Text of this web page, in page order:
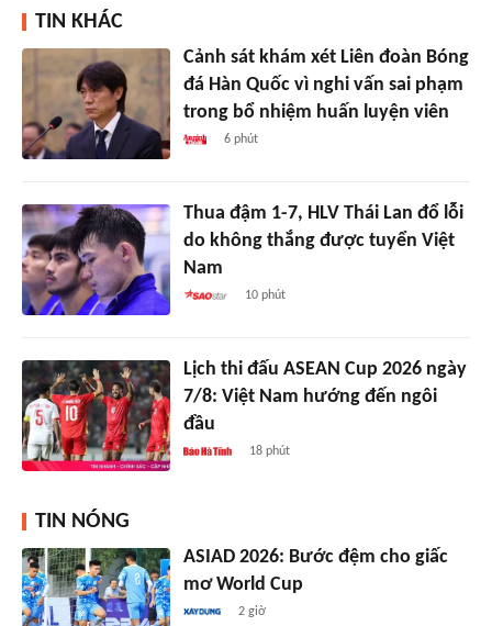
TIN KHÁC
Cảnh sát khám xét Liên đoàn Bóng
đá Hàn Quốc vì nghi vấn sai phạm
trong bổ nhiệm huấn luyện viên
6 phút
Thua đậm 1-7, HLV Thái Lan đổ lỗi
do không thắng được tuyển Việt
Nam
10 phút
Lịch thi đấu ASEAN Cup 2026 ngày
7/8: Việt Nam hướng đến ngôi
đầu
18 phút
TIN NÓNG
ASIAD 2026: Bước đệm cho giấc
mơ World Cup
2 giờ